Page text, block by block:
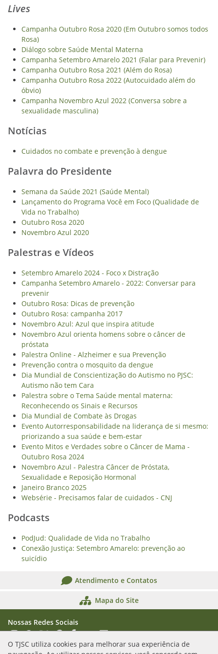
O TJSC utiliza cookies para melhorar sua experiência de
Lives
Campanha Outubro Rosa 2020 (Em Outubro somos todos
Rosa)
Diálogo sobre Saúde Mental Materna
Campanha Setembro Amarelo 2021 (Falar para Prevenir)
Campanha Outubro Rosa 2021 (Além do Rosa)
Campanha Outubro Rosa 2022 (Autocuidado além do
óbvio)
Campanha Novembro Azul 2022 (Conversa sobre a
sexualidade masculina)
Notícias
Cuidados no combate e prevenção à dengue
Palavra do Presidente
Semana da Saúde 2021 (Saúde Mental)
Lançamento do Programa Você em Foco (Qualidade de
Vida no Trabalho)
Outubro Rosa 2020
Novembro Azul 2020
Palestras e Vídeos
Setembro Amarelo 2024 - Foco x Distração
Campanha Setembro Amarelo - 2022: Conversar para
prevenir
Outubro Rosa: Dicas de prevenção
Outubro Rosa: campanha 2017
Novembro Azul: Azul que inspira atitude
Novembro Azul orienta homens sobre o câncer de
próstata
Palestra Online - Alzheimer e sua Prevenção
Prevenção contra o mosquito da dengue
Dia Mundial de Conscientização do Autismo no PJSC:
Autismo não tem Cara
Palestra sobre o Tema Saúde mental materna:
Reconhecendo os Sinais e Recursos
Dia Mundial de Combate às Drogas
Evento Autorresponsabilidade na liderança de si mesmo:
priorizando a sua saúde e bem-estar
Evento Mitos e Verdades sobre o Câncer de Mama -
Outubro Rosa 2024
Novembro Azul - Palestra Câncer de Próstata,
Sexualidade e Reposição Hormonal
Janeiro Branco 2025
Websérie - Precisamos falar de cuidados - CNJ
Podcasts
PodJud: Qualidade de Vida no Trabalho
Conexão Justiça: Setembro Amarelo: prevenção ao
suicídio
Atendimento e Contatos
Mapa do Site
Nossas Redes Sociais
Acessar Instagram
Acessar WhatsApp
Acessar XAcessar Threads
Acessar Facebook
Acessar YouTube
Acessar Flickr
Acessar SoundCloud